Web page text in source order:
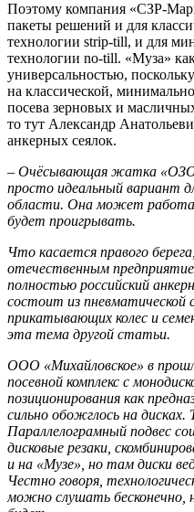
Поэтому компания «СЗР-
пакеты решений и для
технологии strip-till, и для
технологии no-till. «Муза»
универсальностью,
на классической,
посева зерновых и
то тут Александр
анкерных сеялок.
– Очёсывающая жатка
просто идеальный вариант
области. Она может
будет проигрывать.
Что касается правого
отечественным
полностью российский
состоит из пневматической
прикатывающих колес и
эта тема другой статьи.
ООО «Михайловское» в
посевной комплекс с
позиционирования как
сильно обожглось на дисках.
Параллелограмный подвес
дисковые резаки,
и на «Музе», но там диски
Честно говоря,
можно слушать бесконечно,